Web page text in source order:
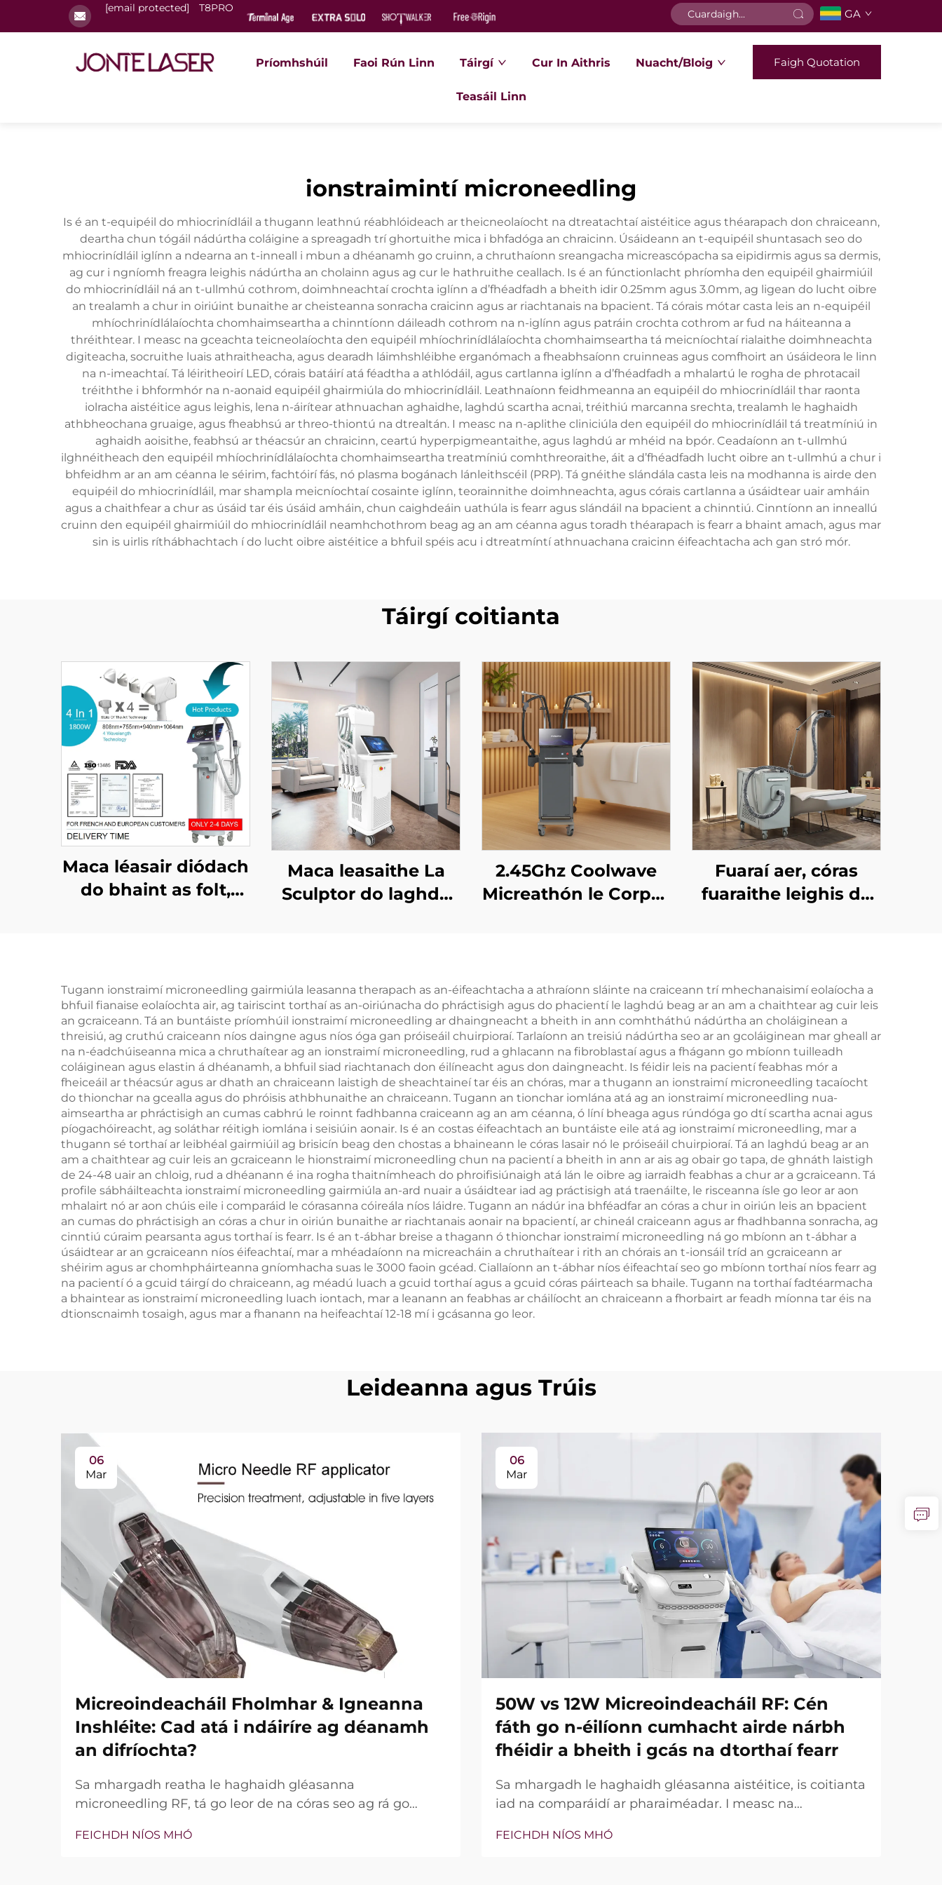
[email protected] T8PRO GA
Príomhshúil Faoi Rún Linn Táirgí Cur In Aithris Nuacht/Bloig
Teasáil Linn
Faigh Quotation
ionstraimintí microneedling
Is é an t-equipéil do mhiocrinídláil a thugann leathnú réabhlóideach ar theicneolaíocht na dtreatachtaí aistéitice agus théarapach don chraiceann,
deartha chun tógáil nádúrtha coláigine a spreagadh trí ghortuithe mica i bhfadóga an chraicinn. Úsáideann an t-equipéil shuntasach seo do
mhiocrinídláil iglínn a ndearna an t-inneall i mbun a dhéanamh go cruinn, a chruthaíonn sreangacha micreascópacha sa eipidirmis agus sa dermis,
ag cur i ngníomh freagra leighis nádúrtha an cholainn agus ag cur le hathruithe ceallach. Is é an fúnctionlacht phríomha den equipéil ghairmiúil
do mhiocrinídláil ná an t-ullmhú cothrom, doimhneachtaí crochta iglínn a d’fhéadfadh a bheith idir 0.25mm agus 3.0mm, ag ligean do lucht oibre
an trealamh a chur in oiriúint bunaithe ar cheisteanna sonracha craicinn agus ar riachtanais na bpacient. Tá córais mótar casta leis an n-equipéil
mhíochrinídlálaíochta chomhaimseartha a chinntíonn dáileadh cothrom na n-iglínn agus patráin crochta cothrom ar fud na háiteanna a
thréithtear. I measc na gceachta teicneolaíochta den equipéil mhíochrinídlálaíochta chomhaimseartha tá meicníochtaí rialaithe doimhneachta
digiteacha, socruithe luais athraitheacha, agus dearadh láimhshléibhe erganómach a fheabhsaíonn cruinneas agus comfhoirt an úsáideora le linn
na n-imeachtaí. Tá léiritheoirí LED, córais batáirí atá féadtha a athlódáil, agus cartlanna iglínn a d’fhéadfadh a mhalartú le rogha de phrotacail
tréiththe i bhformhór na n-aonaid equipéil ghairmiúla do mhiocrinídláil. Leathnaíonn feidhmeanna an equipéil do mhiocrinídláil thar raonta
iolracha aistéitice agus leighis, lena n-áirítear athnuachan aghaidhe, laghdú scartha acnai, tréithiú marcanna srechta, trealamh le haghaidh
athbheochana gruaige, agus fheabhsú ar threo-thiontú na dtrealtán. I measc na n-aplithe cliniciúla den equipéil do mhiocrinídláil tá treatmíniú in
aghaidh aoisithe, feabhsú ar théacsúr an chraicinn, ceartú hyperpigmeantaithe, agus laghdú ar mhéid na bpór. Ceadaíonn an t-ullmhú
ilghnéitheach den equipéil mhíochrinídlálaíochta chomhaimseartha treatmíniú comhthreoraithe, áit a d’fhéadfadh lucht oibre an t-ullmhú a chur i
bhfeidhm ar an am céanna le séirim, fachtóirí fás, nó plasma bogánach lánleithscéil (PRP). Tá gnéithe slándála casta leis na modhanna is airde den
equipéil do mhiocrinídláil, mar shampla meicníochtaí cosainte iglínn, teorainnithe doimhneachta, agus córais cartlanna a úsáidtear uair amháin
agus a chaithfear a chur as úsáid tar éis úsáid amháin, chun caighdeáin uathúla is fearr agus slándáil na bpacient a chinntiú. Cinntíonn an inneallú
cruinn den equipéil ghairmiúil do mhiocrinídláil neamhchothrom beag ag an am céanna agus toradh théarapach is fearr a bhaint amach, agus mar
sin is uirlis ríthábhachtach í do lucht oibre aistéitice a bhfuil spéis acu i dtreatmíntí athnuachana craicinn éifeachtacha ach gan stró mór.
Táirgí coitianta
Maca léasair diódach
do bhaint as folt,
1200W, 1800W,
3000W, 4 i 1, le
spásanna in ionadú,
755 nm, 808 nm, 940
nm, 1064 nm
Maca leasaithe La
Sculptor do laghdú
chruthú an chorpais
agus do chur i mbárr
an bholgáin
2.45Ghz Coolwave
Micreathón le Corpas
Craiceann, Raidi-
umhthacht Aghaidh
le haghaidh
Caillteanais
Meáchain, Glanadh
Corpais
Fuaraí aer, córas
fuaraithe leighis do
eipidirmis, do úsáid
cliniciúil leanúnach
gan teagmháil
Tugann ionstraimí microneedling gairmiúla leasanna therapach as an-éifeachtacha a athraíonn sláinte na craiceann trí mhechanaisimí eolaíocha a
bhfuil fianaise eolaíochta air, ag tairiscint torthaí as an-oiriúnacha do phráctisigh agus do phacientí le laghdú beag ar an am a chaithtear ag cuir leis
an gcraiceann. Tá an buntáiste príomhúil ionstraimí microneedling ar dhaingneacht a bheith in ann comhtháthú nádúrtha an choláiginean a
threisiú, ag cruthú craiceann níos daingne agus níos óga gan próiseáil chuirpioraí. Tarlaíonn an treisiú nádúrtha seo ar an gcoláiginean mar gheall ar
na n-éadchúiseanna mica a chruthaítear ag an ionstraimí microneedling, rud a ghlacann na fibroblastaí agus a fhágann go mbíonn tuilleadh
coláiginean agus elastin á dhéanamh, a bhfuil siad riachtanach don éilíneacht agus don daingneacht. Is féidir leis na pacientí feabhas mór a
fheiceáil ar théacsúr agus ar dhath an chraiceann laistigh de sheachtaineí tar éis an chóras, mar a thugann an ionstraimí microneedling tacaíocht
do thionchar na gcealla agus do phróisis athbhunaithe an chraiceann. Tugann an tionchar iomlána atá ag an ionstraimí microneedling nua-
aimseartha ar phráctisigh an cumas cabhrú le roinnt fadhbanna craiceann ag an am céanna, ó líní bheaga agus rúndóga go dtí scartha acnai agus
píogachóireacht, ag soláthar réitigh iomlána i seisiúin aonair. Is é an costas éifeachtach an buntáiste eile atá ag ionstraimí microneedling, mar a
thugann sé torthaí ar leibhéal gairmiúil ag brisicín beag den chostas a bhaineann le córas lasair nó le próiseáil chuirpioraí. Tá an laghdú beag ar an
am a chaithtear ag cuir leis an gcraiceann le hionstraimí microneedling chun na pacientí a bheith in ann ar ais ag obair go tapa, de ghnáth laistigh
de 24-48 uair an chloig, rud a dhéanann é ina rogha thaitnímheach do phroifisiúnaigh atá lán le oibre ag iarraidh feabhas a chur ar a gcraiceann. Tá
profile sábháilteachta ionstraimí microneedling gairmiúla an-ard nuair a úsáidtear iad ag práctisigh atá traenáilte, le risceanna ísle go leor ar aon
mhalairt nó ar aon chúis eile i comparáid le córasanna cóireála níos láidre. Tugann an nádúr ina bhféadfar an córas a chur in oiriún leis an bpacient
an cumas do phráctisigh an córas a chur in oiriún bunaithe ar riachtanais aonair na bpacientí, ar chineál craiceann agus ar fhadhbanna sonracha, ag
cinntiú cúraim pearsanta agus torthaí is fearr. Is é an t-ábhar breise a thagann ó thionchar ionstraimí microneedling ná go mbíonn an t-ábhar a
úsáidtear ar an gcraiceann níos éifeachtaí, mar a mhéadaíonn na micreacháin a chruthaítear i rith an chórais an t-ionsáil tríd an gcraiceann ar
shéirim agus ar chomhpháirteanna gníomhacha suas le 3000 faoin gcéad. Ciallaíonn an t-ábhar níos éifeachtaí seo go mbíonn torthaí níos fearr ag
na pacientí ó a gcuid táirgí do chraiceann, ag méadú luach a gcuid torthaí agus a gcuid córas páirteach sa bhaile. Tugann na torthaí fadtéarmacha
a bhaintear as ionstraimí microneedling luach iontach, mar a leanann an feabhas ar cháilíocht an chraiceann a fhorbairt ar feadh míonna tar éis na
dtionscnaimh tosaigh, agus mar a fhanann na heifeachtaí 12-18 mí i gcásanna go leor.
Leideanna agus Trúis
06
Mar
Micreoindeacháil Fholmhar & Igneanna
Inshléite: Cad atá i ndáiríre ag déanamh
an difríochta?
Sa mhargadh reatha le haghaidh gléasanna
microneedling RF, tá go leor de na córas seo ag rá go
níl an cheist fíor i ndáiríre an bhfuil na gnéithe seo ann nó
FEICHDH NÍOS MHÓ
06
Mar
50W vs 12W Micreoindeacháil RF: Cén
fáth go n-éilíonn cumhacht airde nárbh
fhéidir a bheith i gcás na dtorthaí fearr
Sa mhargadh le haghaidh gléasanna aistéitice, is coitianta
iad na comparáidí ar pharaiméadar. I measc na
bhfocal mar phointe táirgeachta tábhachtach. Áfach, ó
FEICHDH NÍOS MHÓ